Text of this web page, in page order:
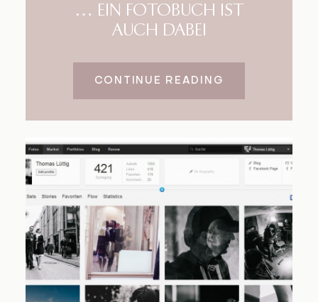
… EIN FOTOBUCH IST
AUCH DABEI
CONTINUE READING